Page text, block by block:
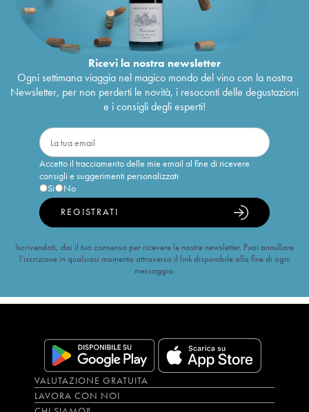
Ricevi la nostra newsletter
Ogni settimana viaggia nel magico mondo del vino con la nostra
Newsletter, per non perderti le novità, i resoconti delle degustazioni
e i consigli degli esperti!
Accetto il tracciamento delle mie email al fine di ricevere
consigli e suggerimenti personalizzati
Sì
No
REGISTRATI
Iscrivendoti, dai il tuo consenso per ricevere le nostre newsletter. Puoi annullare
l’iscrizione in qualsiasi momento attraverso il link disponibile alla fine di ogni
messaggio.
VALUTAZIONE GRATUITA
LAVORA CON NOI